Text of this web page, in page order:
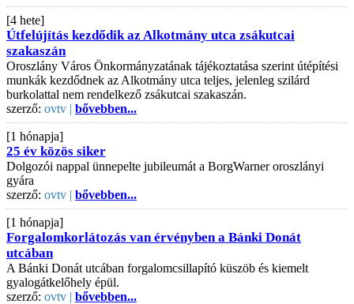
[4 hete]
Útfelújítás kezdődik az Alkotmány utca zsákutcai
szakaszán
Oroszlány Város Önkormányzatának tájékoztatása szerint útépítési
munkák kezdődnek az Alkotmány utca teljes, jelenleg szilárd
burkolattal nem rendelkező zsákutcai szakaszán.
szerző: ovtv | bővebben...
[1 hónapja]
25 év közös siker
Dolgozói nappal ünnepelte jubileumát a BorgWarner oroszlányi
gyára
szerző: ovtv | bővebben...
[1 hónapja]
Forgalomkorlátozás van érvényben a Bánki Donát
utcában
A Bánki Donát utcában forgalomcsillapító küszöb és kiemelt
gyalogátkelőhely épül.
szerző: ovtv | bővebben...